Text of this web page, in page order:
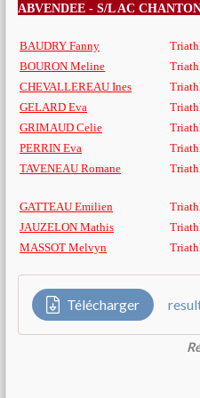
ABVENDEE - S/L AC
BAUDRY Fanny
BOURON Meline
CHEVALLEREAU Ines
GELARD Eva
GRIMAUD Celie
PERRIN Eva
TAVENEAU Romane
GATTEAU Emilien
JAUZELON Mathis
MASSOT Melvyn
Télécharger